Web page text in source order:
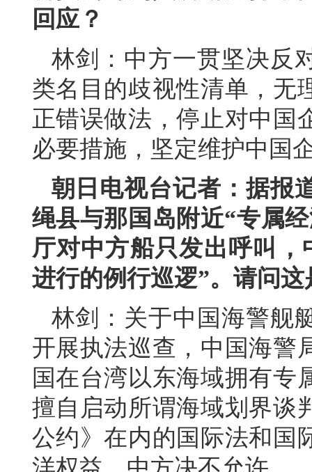
回应？
林剑：中方一贯坚决反
类名目的歧视性清单，无
正错误做法，停止对中国
必要措施，坚定维护中国
朝日电视台记者：据报
绳县与那国岛附近“专属
厅对中方船只发出呼叫
进行的例行巡逻”。请问这
林剑：关于中国海警舰
开展执法巡查，中国海警
国在台湾以东海域拥有专
擅自启动所谓海域划界谈
公约》在内的国际法和国